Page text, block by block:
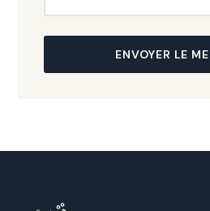
ENVOYER LE